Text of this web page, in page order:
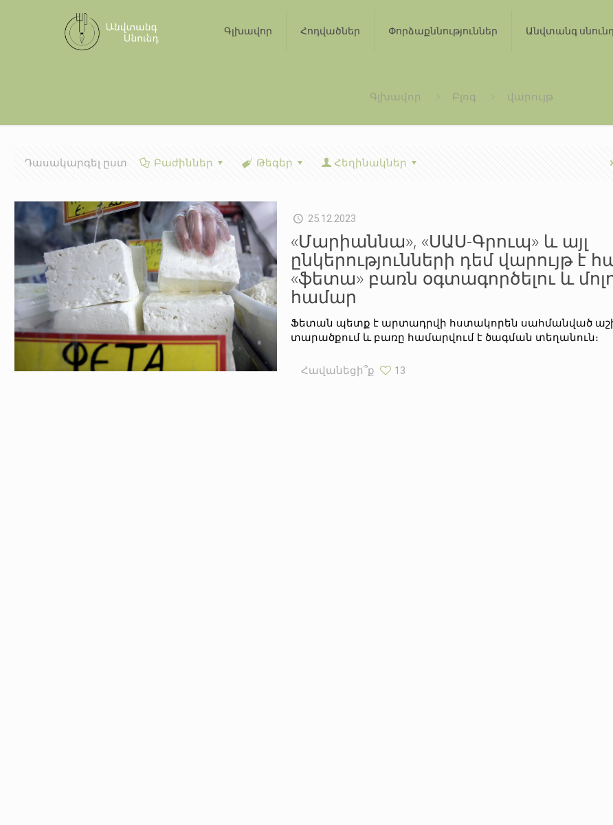
Գլխավոր Հոդվածներ Փորձաքննություններ Անվտանգ սնունդ
Գլխավոր Բլոգ վարույթ
Դասակարգել ըստ Բաժիններ Թեգեր Հեղինակներ
25.12.2023
«Մարիաննա», «ՍԱՍ-Գրուպ» և այլ
ընկերությունների դեմ վարույթ է
«ֆետա» բառն օգտագործելու և
համար
Ֆետան պետք է արտադրվի հստակորեն սահմանված
տարածքում և բառը համարվում է ծագման տեղանուն։
Հավանեցի՞ք 13